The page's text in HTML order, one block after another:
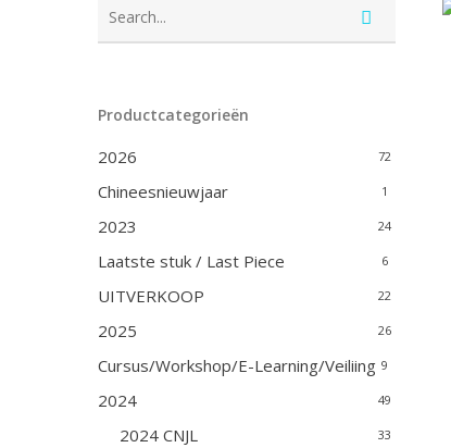
Productcategorieën
2026 72
Chineesnieuwjaar 1
2023 24
Laatste stuk / Last Piece 6
UITVERKOOP 22
2025 26
Cursus/Workshop/E-Learning/Veiliing 9
2024 49
2024 CNJL 33